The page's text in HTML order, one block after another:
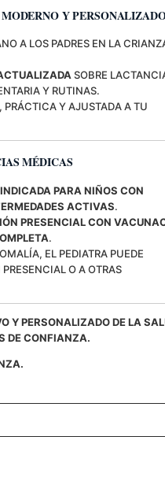
Y
A LOS PADRES EN LA
SOBRE
Y RUTINAS.
Y AJUSTADA A TU
MÉDICAS
PARA NIÑOS CON
ACTIVAS.
PRESENCIAL CON
.
EL PEDIATRA PUEDE
O A OTRAS
Y PERSONALIZADO DE LA
DE CONFIANZA.